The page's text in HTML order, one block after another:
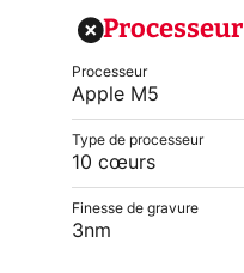
Processeur
Processeur
Apple M5
Type de processeur
10 cœurs
Finesse de gravure
3nm